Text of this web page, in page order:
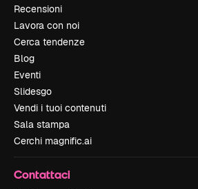
Recensioni
Lavora con noi
Cerca tendenze
Blog
Eventi
Slidesgo
Vendi i tuoi contenuti
Sala stampa
Cerchi magnific.ai
Contattaci